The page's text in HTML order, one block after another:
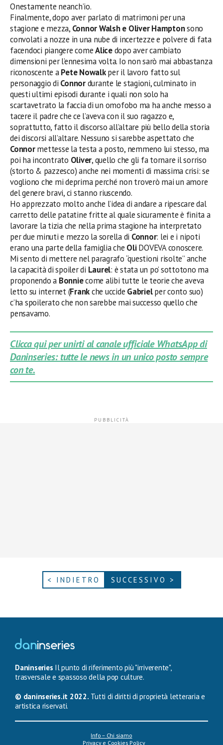
Onestamente neanch’io.
Finalmente, dopo aver parlato di matrimoni per una
stagione e mezza, Connor Walsh e Oliver Hamptonsono
convolati a nozze in una nube di incertezze e polvere di fata
facendoci piangere comeAlicedopo aver cambiato
dimensioni per l’ennesima volta. Io non sarò mai abbastanza
riconoscente aPete Nowalkper il lavoro fatto sul
personaggio di Connordurante le stagioni, culminato in
questi ultimi episodi durante i quali non solo ha
scartavetrato la faccia di un omofobo ma ha anche messo a
tacere il padre che ce l’aveva con il suo ragazzo e,
soprattutto, fatto il discorso all’altare più bello della storia
dei discorsi all’altare. Nessuno si sarebbe aspettato che
Connormettesse la testa a posto, nemmeno lui stesso, ma
poi ha incontrato Oliver, quello che gli fa tornare il sorriso
(storto & pazzesco) anche nei momenti di massima crisi: se
vogliono che mi deprima perché non troverò mai un amore
del genere bravi, ci stanno riuscendo.
Ho apprezzato molto anche l’idea di andare a ripescare dal
carretto delle patatine fritte al quale sicuramente è finita a
lavorare la tizia che nella prima stagione ha interpretato
per due minuti e mezzo la sorella di Connor: lei e i nipoti
erano una parte della famiglia che OliDOVEVA conoscere.
Mi sento di mettere nel paragrafo “questioni risolte” anche
la capacità di spoiler di Laurel: è stata un po’ sottotono ma
proponendo a Bonniecome alibi tutte le teorie che aveva
letto su internet (Frankche uccide Gabrielper conto suo)
c’ha spoilerato che non sarebbe mai successo quello che
pensavamo.
Clicca qui per unirti al canale ufficiale WhatsApp di
Daninseries: tutte le news in un unico posto sempre
con te.
< INDIETRO SUCCESSIVO >
Daninseries Il punto di riferimento più "irriverente",
trasversale e spassoso della pop culture.
© daninseries.it 2022. Tutti di diritti di proprietà letteraria e
artistica riservati.
Info – Chi siamo
Privacy e Cookies Policy